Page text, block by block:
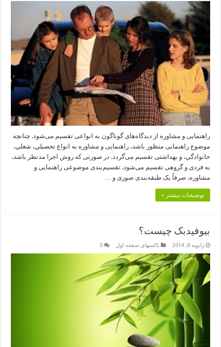
راهنمايى و مشاوره از ديدگاه‌هاى گوناگون به انواعى تقسيم مى‌شود. چنانچه
موضوع راهنمايى منظور باشد، راهنمايى و مشاوره به انواع تحصيلي، شغلي،
خانوادگي، و بهداشتى تقسيم مى‌گردد. در صورتى که روش اجرا مدنظر باشد،
به فردى و گروهى تقسيم مى‌شود. تقسيم‌بندى موضوعى راهنمايى و
مشاوره، صرفاً يک طبقه‌بندى صورى و …
توضیحات بیشتر »
بیوفیدبک چیست؟
ژانویه 8, 2014 باکسهای صفحه اول 0